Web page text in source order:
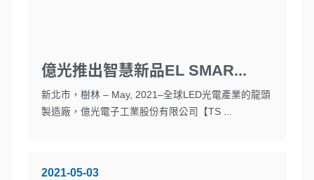
億光推出智慧新品EL SMAR...
新北市，樹林 – May, 2021–全球LED光電產業的龍頭
製造廠，億光電子工業股份有限公司【TS ...
2021-05-03